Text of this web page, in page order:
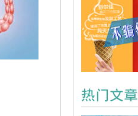
热门文章